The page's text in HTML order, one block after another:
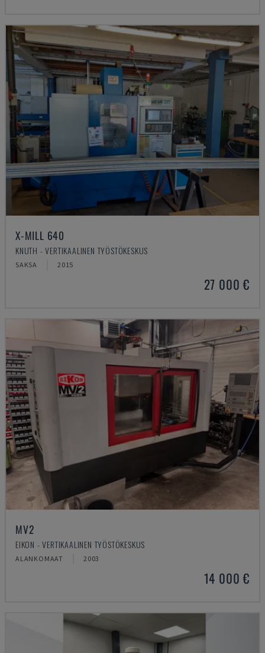
X-MILL 640
KNUTH - VERTIKAALINEN TYÖSTÖKESKUS
SAKSA 2015
27 000 €
MV2
EIKON - VERTIKAALINEN TYÖSTÖKESKUS
ALANKOMAAT 2003
14 000 €